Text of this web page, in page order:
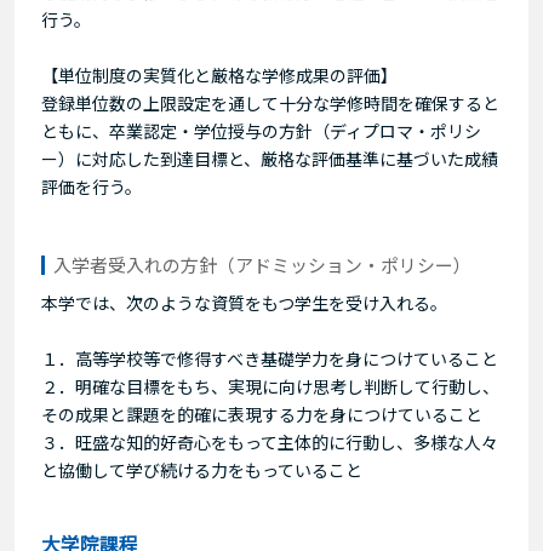
行う。
【単位制度の実質化と厳格な学修成果の評価】
登録単位数の上限設定を通して十分な学修時間を確保すると
ともに、卒業認定・学位授与の方針（ディプロマ・ポリシ
ー）に対応した到達目標と、厳格な評価基準に基づいた成績
評価を行う。
入学者受入れの方針（アドミッション・ポリシー）
本学では、次のような資質をもつ学生を受け入れる。
１．高等学校等で修得すべき基礎学力を身につけていること
２．明確な目標をもち、実現に向け思考し判断して行動し、
その成果と課題を的確に表現する力を身につけていること
３．旺盛な知的好奇心をもって主体的に行動し、多様な人々
と協働して学び続ける力をもっていること
大学院課程